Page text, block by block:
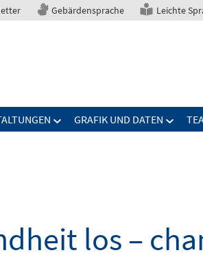
Gebärdensprache Leichte
GRAFIK UND DATEN
los –